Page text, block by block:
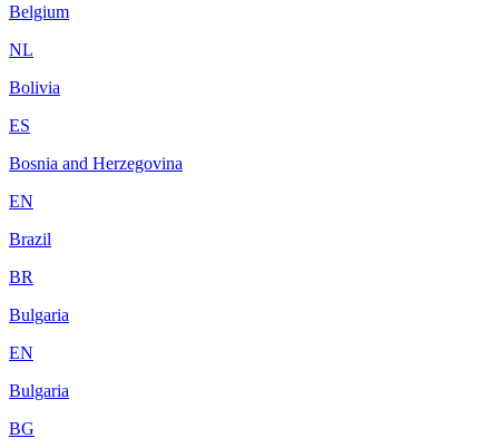
Belgium
NL
Bolivia
ES
Bosnia and Herzegovina
EN
Brazil
BR
Bulgaria
EN
Bulgaria
BG